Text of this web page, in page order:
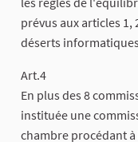
prévus aux articles 1,
déserts
Art.4
En plus des 8
instituée une
chambre procédant